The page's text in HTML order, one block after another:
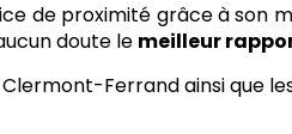
de proximité grâce à son
doute le meilleur
Ferrand ainsi que